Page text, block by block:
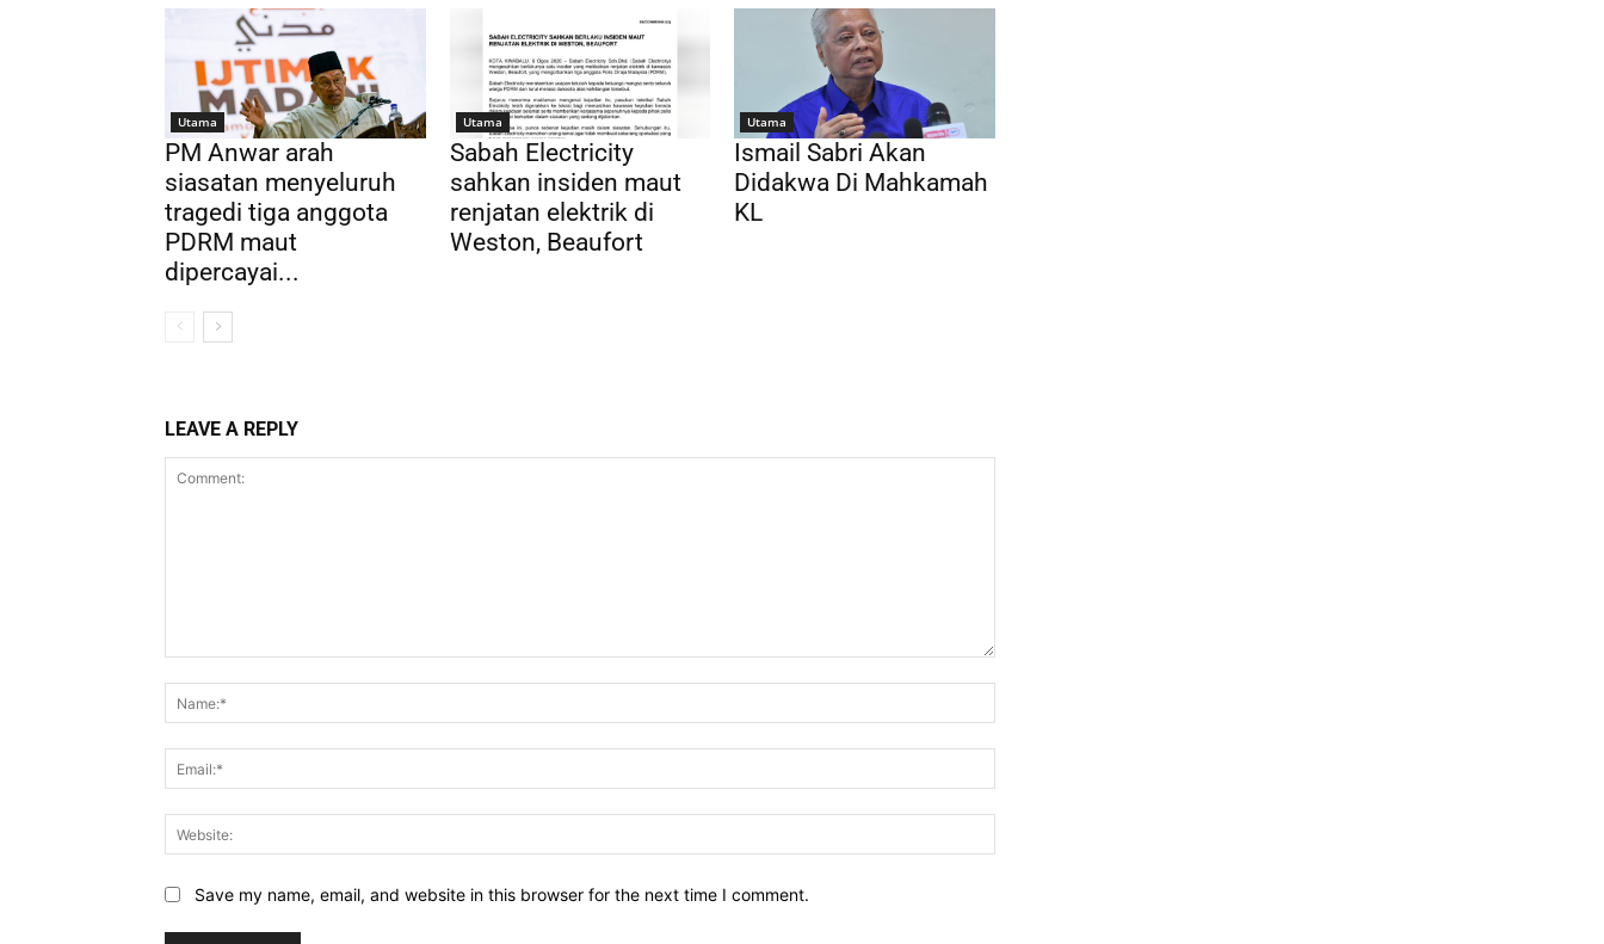
Utama
PM Anwar arah
siasatan menyeluruh
tragedi tiga anggota
PDRM maut
dipercayai...
Utama
Sabah Electricity
sahkan insiden maut
renjatan elektrik di
Weston, Beaufort
Utama
Ismail Sabri Akan
Didakwa Di Mahkamah
KL
LEAVE A REPLY
Save my name, email, and website in this browser for the next time I comment.